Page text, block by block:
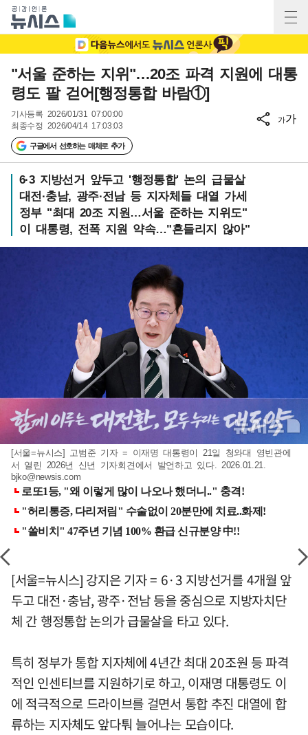
"서울 준하는 지위"…20조 파격 지원에 대통
령도 팔 걷어[행정통합 바람①]
기사등록 2026/01/31 07:00:00
최종수정 2026/04/14 17:03:03
구글에서 선호하는 매체로 추가
가가
6·3 지방선거 앞두고 '행정통합' 논의 급물살
대전·충남, 광주·전남 등 지자체들 대열 가세
정부 "최대 20조 지원…서울 준하는 지위도"
이 대통령, 전폭 지원 약속…"흔들리지 않아"
[서울=뉴시스] 고범준 기자 = 이재명 대통령이 21일 청와대 영빈관에
서 열린 2026년 신년 기자회견에서 발언하고 있다. 2026.01.21.
bjko@newsis.com
[서울=뉴시스] 강지은 기자 = 6·3 지방선거를 4개월 앞
두고 대전·충남, 광주·전남 등을 중심으로 지방자치단
체 간 행정통합 논의가 급물살을 타고 있다.
특히 정부가 통합 지자체에 4년간 최대 20조원 등 파격
적인 인센티브를 지원하기로 하고, 이재명 대통령도 이
에 적극적으로 드라이브를 걸면서 통합 추진 대열에 합
류하는 지자체도 앞다퉈 늘어나는 모습이다.